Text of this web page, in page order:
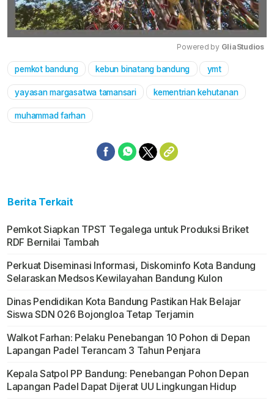
Mute
Powered by GliaStudios
pemkot bandung kebun binatang bandung ymt
yayasan margasatwa tamansari kementrian kehutanan
muhammad farhan
Berita Terkait
Pemkot Siapkan TPST Tegalega untuk Produksi Briket
RDF Bernilai Tambah
Perkuat Diseminasi Informasi, Diskominfo Kota Bandung
Selaraskan Medsos Kewilayahan Bandung Kulon
Dinas Pendidikan Kota Bandung Pastikan Hak Belajar
Siswa SDN 026 Bojongloa Tetap Terjamin
Walkot Farhan: Pelaku Penebangan 10 Pohon di Depan
Lapangan Padel Terancam 3 Tahun Penjara
Kepala Satpol PP Bandung: Penebangan Pohon Depan
Lapangan Padel Dapat Dijerat UU Lingkungan Hidup